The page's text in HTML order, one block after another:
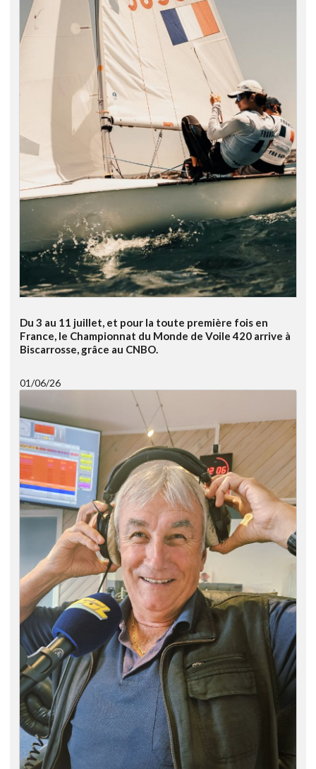
Du 3 au 11 juillet, et pour la toute première fois en
France, le Championnat du Monde de Voile 420 arrive à
Biscarrosse, grâce au CNBO.
01/06/26